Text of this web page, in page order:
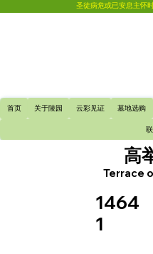
圣徒病危或已安息主怀
首页 关于陵园 云彩见证 墓地选购
高
Terrace
1464
1